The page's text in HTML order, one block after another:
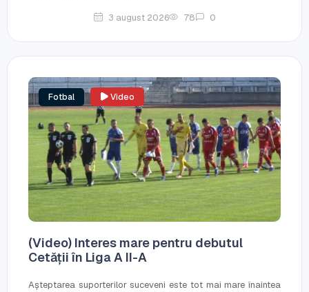
3 august 2026 78 0
Fotbal Video
(Video) Interes mare pentru debutul
Cetății în Liga A II-A
Așteptarea suporterilor suceveni este tot mai mare înaintea